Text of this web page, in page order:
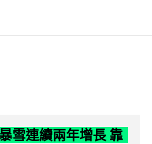
雪連續兩年增長 靠